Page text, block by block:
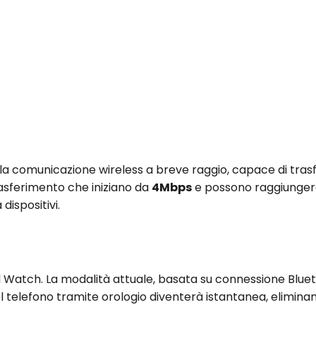
comunicazione wireless a breve raggio, capace di
che iniziano da 4Mbpse possono
Watch. La modalità attuale, basata su connessione
tramite orologio diventerà istantanea,